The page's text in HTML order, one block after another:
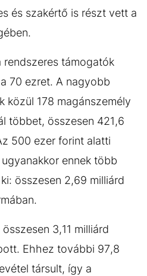
és szakértő is részt vett a
rendszeres támogatók
70 ezret. A nagyobb
közül 178 magánszemély
többet, összesen 421,6
500 ezer forint alatti
ennek több
összesen 2,69 milliárd
3,11 milliárd
Ehhez további 97,8
társult, így a